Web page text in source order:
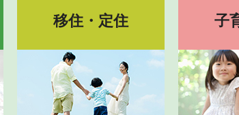
移住・定住 子